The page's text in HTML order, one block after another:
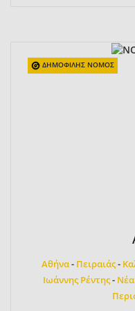
ΔΗΜΟΦΙΛΗΣ ΝΟΜΟΣ
Αθήνα- Πειραιάς-
Ιωάννης Ρέντης-